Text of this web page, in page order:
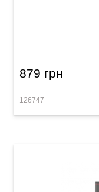
879 грн
126747